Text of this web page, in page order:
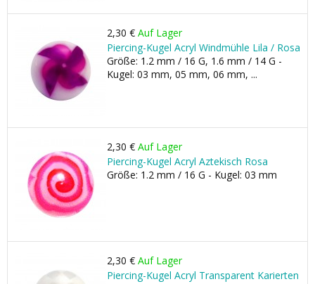
2,30 € Auf Lager
Piercing-Kugel Acryl Windmühle Lila / Rosa
Größe: 1.2 mm / 16 G, 1.6 mm / 14 G -
Kugel: 03 mm, 05 mm, 06 mm, ...
2,30 € Auf Lager
Piercing-Kugel Acryl Aztekisch Rosa
Größe: 1.2 mm / 16 G - Kugel: 03 mm
2,30 € Auf Lager
Piercing-Kugel Acryl Transparent Karierten